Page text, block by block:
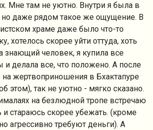
Мне там не уютно. Внутри я была в
но даже рядом такое же ощущение. В
храме даже было что-то
хотелось скорее уйти оттуда, хоть
знающий человек, я купила все
и делала все, что положено. А после
на жертвоприношения в Бхактапуре
этом), так не уютно - мягко сказано.
на безлюдной тропе встречаю
и стараюсь скорее убежать. (кроме
агрессивно требуют деньги). А